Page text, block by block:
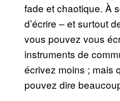
fade et chaotique. À
d’écrire – et surtout
vous pouvez vous
instruments de
écrivez moins ; mais
pouvez dire